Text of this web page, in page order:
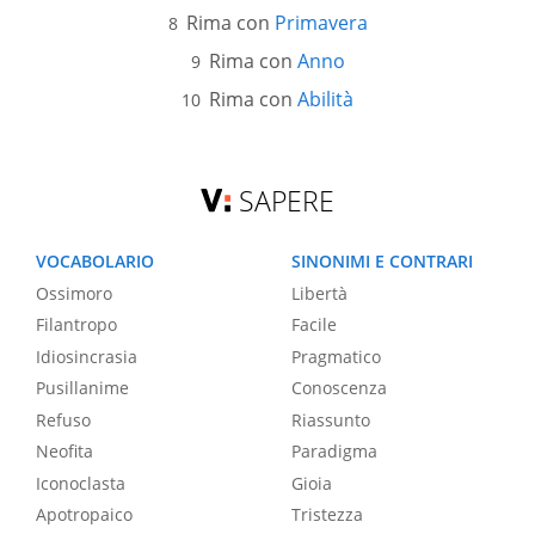
Rima con Primavera
Rima con Anno
Rima con Abilità
SAPERE
VOCABOLARIO
Ossimoro
Filantropo
Idiosincrasia
Pusillanime
Refuso
Neofita
Iconoclasta
Apotropaico
SINONIMI E CONTRARI
Libertà
Facile
Pragmatico
Conoscenza
Riassunto
Paradigma
Gioia
Tristezza